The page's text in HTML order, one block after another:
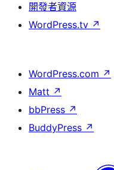
開發者資源
WordPress.tv ↗
WordPress.com ↗
Matt ↗
bbPress ↗
BuddyPress ↗